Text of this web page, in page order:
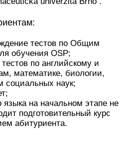
тестов по Общим
обучения OSP;
по английскому и
математике, биологии,
социальных наук;
языка на начальном этапе не
подготовительный курс
абитуриента.